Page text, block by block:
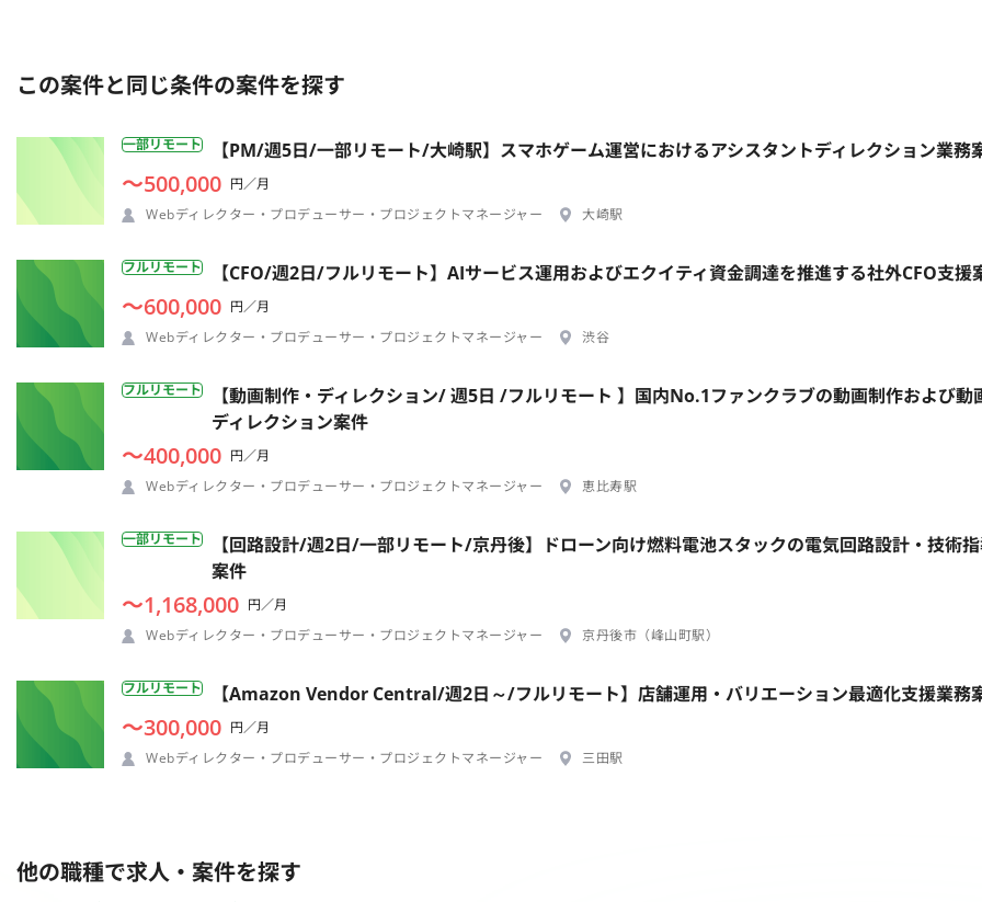
この案件と同じ条件の案件を探す
一部リモート 【PM/週5日/一部リモート/大崎駅】スマホゲーム運営におけるアシスタントディレクション業務
〜500,000 円／月
Webディレクター・プロデューサー・プロジェクトマネージャー
大崎駅
フルリモート 【CFO/週2日/フルリモート】AIサービス運用およびエクイティ資金調達を推進する社外CFO支援
〜600,000 円／月
Webディレクター・プロデューサー・プロジェクトマネージャー
渋谷
フルリモート
【動画制作・ディレクション/ 週5日 /フルリモート 】国内No.1ファンクラブの動画制作および動
ディレクション案件
〜400,000 円／月
Webディレクター・プロデューサー・プロジェクトマネージャー
恵比寿駅
一部リモート
【回路設計/週2日/一部リモート/京丹後】ドローン向け燃料電池スタックの電気回路設計・技術
案件
〜1,168,000 円／月
Webディレクター・プロデューサー・プロジェクトマネージャー
京丹後市（峰山町駅）
フルリモート 【Amazon Vendor Central/週2日～/フルリモート】店舗運用・バリエーション最適化支援業務
〜300,000 円／月
Webディレクター・プロデューサー・プロジェクトマネージャー
三田駅
他の職種で求人・案件を探す